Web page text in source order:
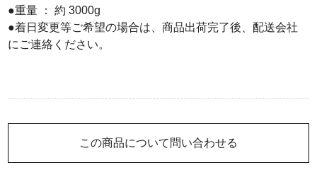
この商品について問い合わせる
●重量 ： 約 3000g
●着日変更等ご希望の場合は、商品出荷完了後、配送会社
にご連絡ください。